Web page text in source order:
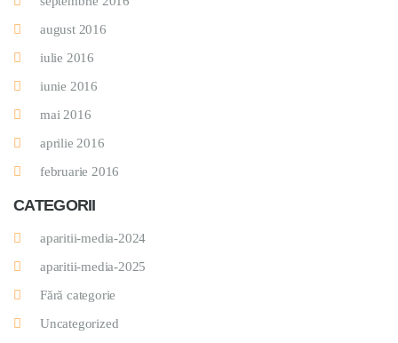
august 2016
iulie 2016
iunie 2016
mai 2016
aprilie 2016
februarie 2016
CATEGORII
aparitii-media-2024
aparitii-media-2025
Fără categorie
Uncategorized